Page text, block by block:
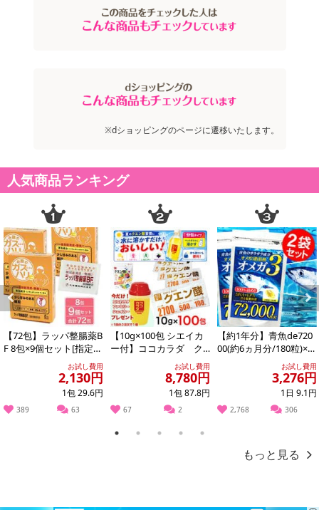
至高の1粒から芳醇な香りに包まれる！
【ブルガリア産ダマスクローズオイル贅沢使用】
わずか1gのローズオイルを採取するのに
・艶めく女子力、魅力を求めたい方
※dショッピングのページに遷移いたします。
人気商品ランキング
Previous
【72包】ラッパ整腸薬B
F 8包×9個セット[指定医
薬部外品］大幸薬品お試し費用
2,130円
1包 29.6円
389 63
【10g×100包 シエイカ
ー付】ココカラダ ク
エン酸 ※1包中に2700
お試し費用
8,780円
1包 87.8円
67 2
【約1年分】青魚de720
00(約6ヵ月分/180粒)×2
お試し費用
3,276円
1日 9.1円
2,768 306
Next
1 2 3 4 5
もっと見る